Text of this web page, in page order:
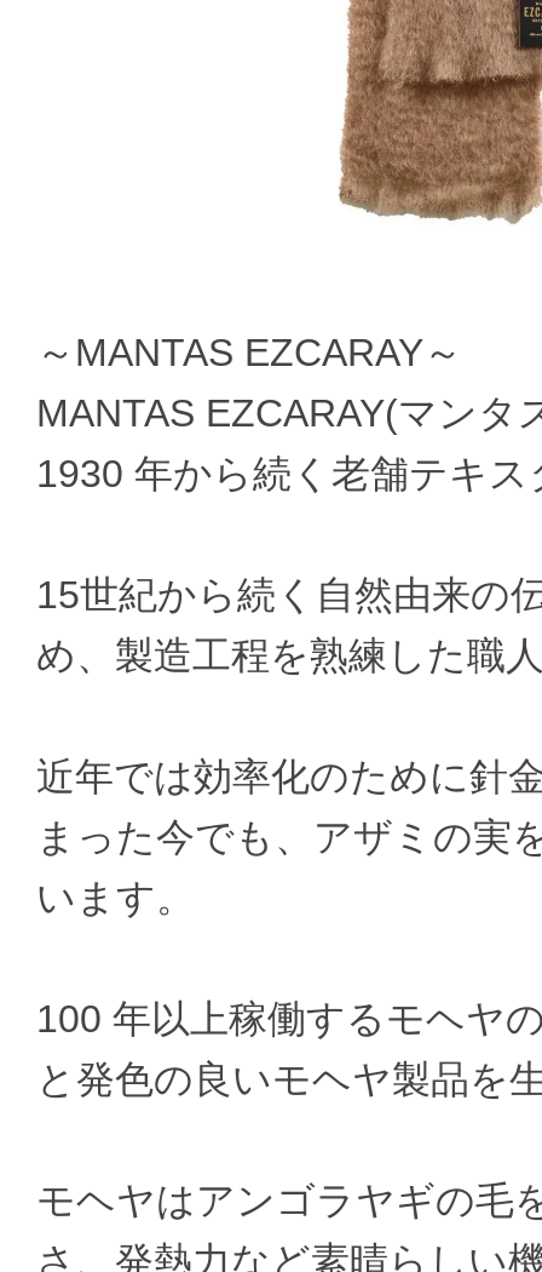
～MANTAS EZCARAY～
MANTAS EZCARAY(マン
1930 年から続く老舗テキ
15世紀から続く自然由来の
め、製造工程を熟練した職
近年では効率化のために針
まった今でも、アザミの実
います。
100 年以上稼働するモヘヤ
と発色の良いモヘヤ製品を
モヘヤはアンゴラヤギの毛
さ、発熱力など素晴らしい